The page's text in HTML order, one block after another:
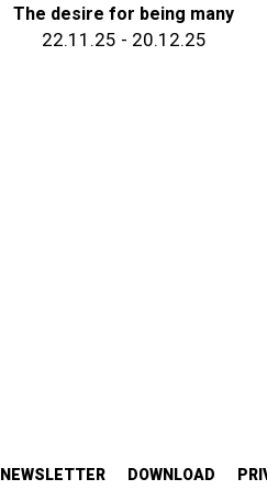
The desire for being many
22.11.25 - 20.12.25
NEWSLETTER DOWNLOAD